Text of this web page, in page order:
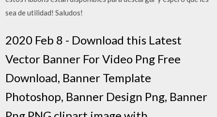
sea de utilidad! Saludos!
2020 Feb 8 - Download this Latest
Vector Banner For Video Png Free
Download, Banner Template
Photoshop, Banner Design Png, Banner